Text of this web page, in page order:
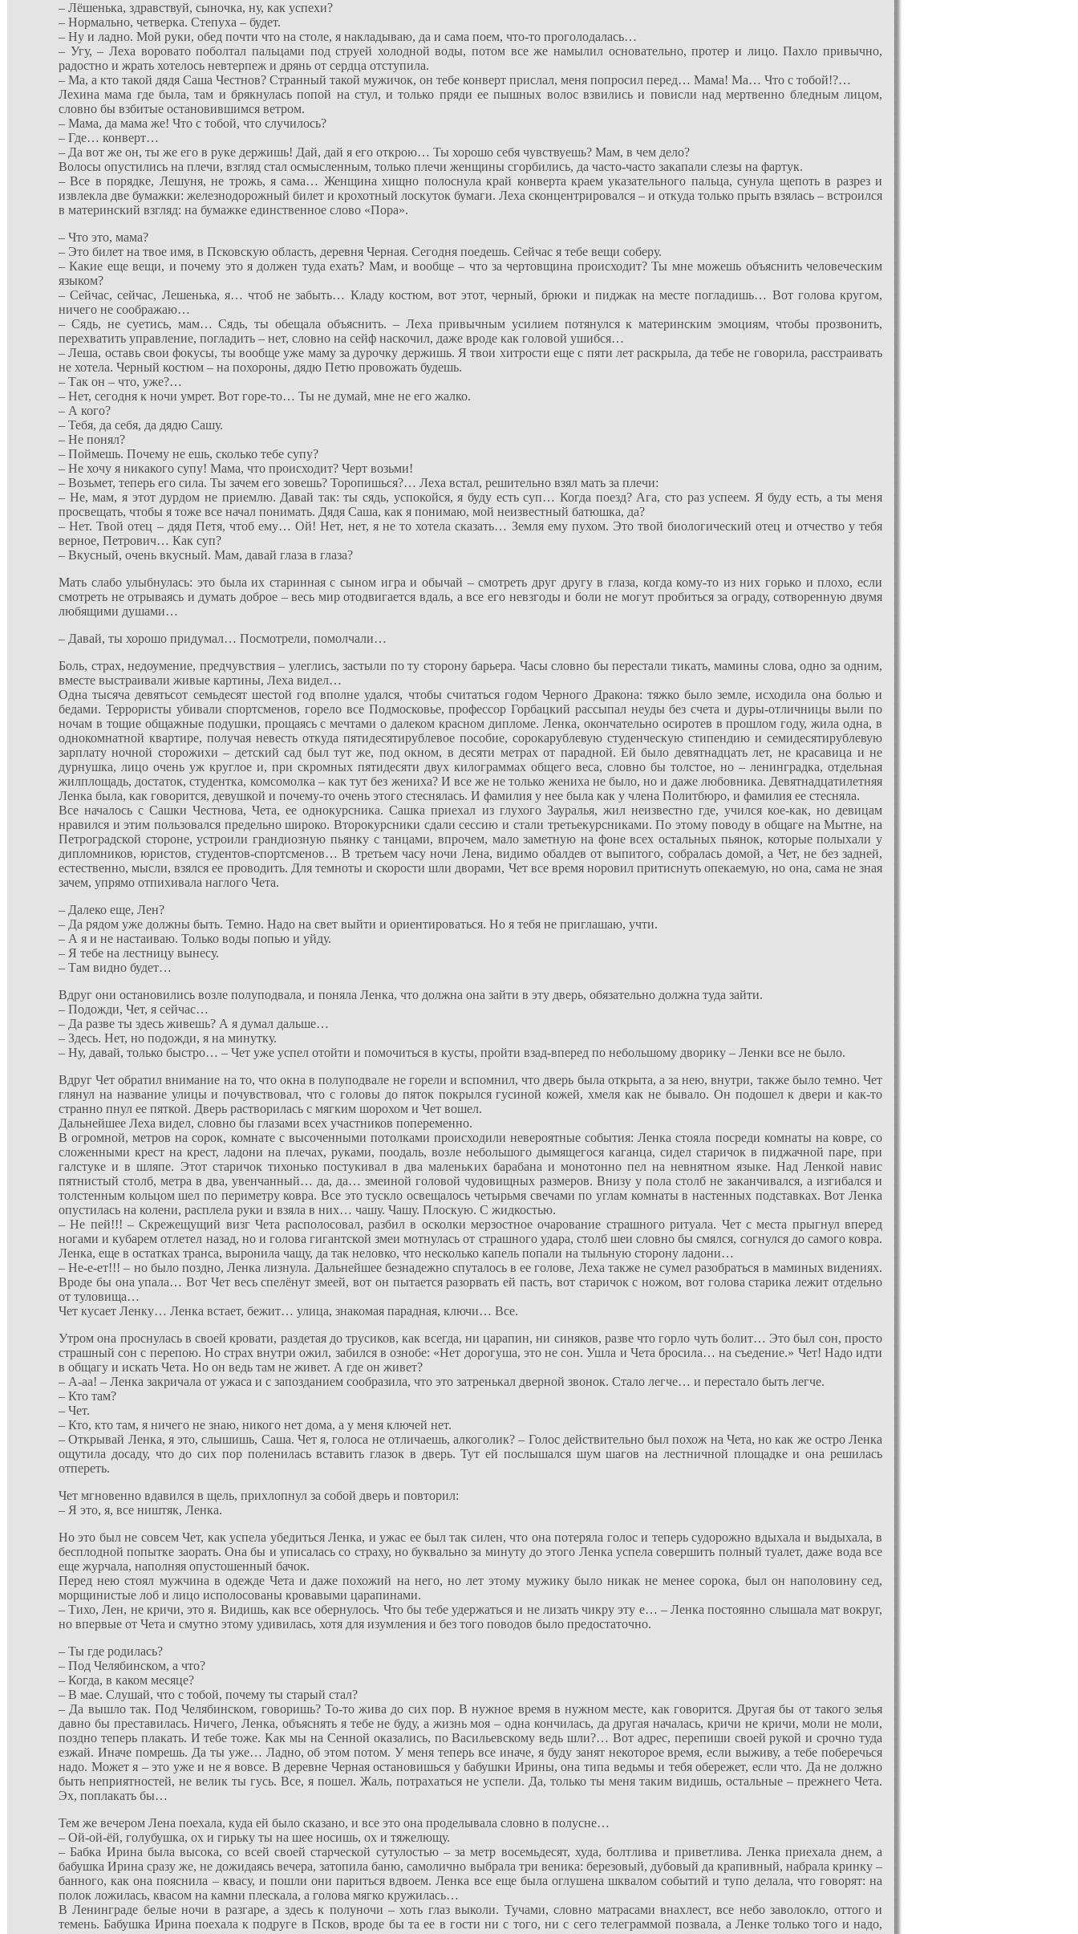
– Лёшенька, здравствуй, сыночка, ну, как успехи?
– Нормально, четверка. Степуха – будет.
– Ну и ладно. Мой руки, обед почти что на столе, я накладываю, да и сама поем, что-то проголодалась…
– Угу, – Леха воровато поболтал пальцами под струей холодной воды, потом все же намылил основательно, протер и лицо. Пахло привычно,
радостно и жрать хотелось невтерпеж и дрянь от сердца отступила.
– Ма, а кто такой дядя Саша Честнов? Странный такой мужичок, он тебе конверт прислал, меня попросил перед… Мама! Ма… Что с тобой!?…
Лехина мама где была, там и брякнулась попой на стул, и только пряди ее пышных волос взвились и повисли над мертвенно бледным лицом,
словно бы взбитые остановившимся ветром.
– Мама, да мама же! Что с тобой, что случилось?
– Где… конверт…
– Да вот же он, ты же его в руке держишь! Дай, дай я его открою… Ты хорошо себя чувствуешь? Мам, в чем дело?
Волосы опустились на плечи, взгляд стал осмысленным, только плечи женщины сгорбились, да часто-часто закапали слезы на фартук.
– Все в порядке, Лешуня, не трожь, я сама… Женщина хищно полоснула край конверта краем указательного пальца, сунула щепоть в разрез и
извлекла две бумажки: железнодорожный билет и крохотный лоскуток бумаги. Леха сконцентрировался – и откуда только прыть взялась – встроился
в материнский взгляд: на бумажке единственное слово «Пора».
– Что это, мама?
– Это билет на твое имя, в Псковскую область, деревня Черная. Сегодня поедешь. Сейчас я тебе вещи соберу.
– Какие еще вещи, и почему это я должен туда ехать? Мам, и вообще – что за чертовщина происходит? Ты мне можешь объяснить человеческим
языком?
– Сейчас, сейчас, Лешенька, я… чтоб не забыть… Кладу костюм, вот этот, черный, брюки и пиджак на месте погладишь… Вот голова кругом,
ничего не соображаю…
– Сядь, не суетись, мам… Сядь, ты обещала объяснить. – Леха привычным усилием потянулся к материнским эмоциям, чтобы прозвонить,
перехватить управление, погладить – нет, словно на сейф наскочил, даже вроде как головой ушибся…
– Леша, оставь свои фокусы, ты вообще уже маму за дурочку держишь. Я твои хитрости еще с пяти лет раскрыла, да тебе не говорила, расстраивать
не хотела. Черный костюм – на похороны, дядю Петю провожать будешь.
– Так он – что, уже?…
– Нет, сегодня к ночи умрет. Вот горе-то… Ты не думай, мне не его жалко.
– А кого?
– Тебя, да себя, да дядю Сашу.
– Не понял?
– Поймешь. Почему не ешь, сколько тебе супу?
– Не хочу я никакого супу! Мама, что происходит? Черт возьми!
– Возьмет, теперь его сила. Ты зачем его зовешь? Торопишься?… Леха встал, решительно взял мать за плечи:
– Не, мам, я этот дурдом не приемлю. Давай так: ты сядь, успокойся, я буду есть суп… Когда поезд? Ага, сто раз успеем. Я буду есть, а ты меня
просвещать, чтобы я тоже все начал понимать. Дядя Саша, как я понимаю, мой неизвестный батюшка, да?
– Нет. Твой отец – дядя Петя, чтоб ему… Ой! Нет, нет, я не то хотела сказать… Земля ему пухом. Это твой биологический отец и отчество у тебя
верное, Петрович… Как суп?
– Вкусный, очень вкусный. Мам, давай глаза в глаза?
Мать слабо улыбнулась: это была их старинная с сыном игра и обычай – смотреть друг другу в глаза, когда кому-то из них горько и плохо, если
смотреть не отрываясь и думать доброе – весь мир отодвигается вдаль, а все его невзгоды и боли не могут пробиться за ограду, сотворенную двумя
любящими душами…
– Давай, ты хорошо придумал… Посмотрели, помолчали…
Боль, страх, недоумение, предчувствия – улеглись, застыли по ту сторону барьера. Часы словно бы перестали тикать, мамины слова, одно за одним,
вместе выстраивали живые картины, Леха видел…
Одна тысяча девятьсот семьдесят шестой год вполне удался, чтобы считаться годом Черного Дракона: тяжко было земле, исходила она болью и
бедами. Террористы убивали спортсменов, горело все Подмосковье, профессор Горбацкий рассыпал неуды без счета и дуры-отличницы выли по
ночам в тощие общажные подушки, прощаясь с мечтами о далеком красном дипломе. Ленка, окончательно осиротев в прошлом году, жила одна, в
однокомнатной квартире, получая невесть откуда пятидесятирублевое пособие, сорокарублевую студенческую стипендию и семидесятирублевую
зарплату ночной сторожихи – детский сад был тут же, под окном, в десяти метрах от парадной. Ей было девятнадцать лет, не красавица и не
дурнушка, лицо очень уж круглое и, при скромных пятидесяти двух килограммах общего веса, словно бы толстое, но – ленинградка, отдельная
жилплощадь, достаток, студентка, комсомолка – как тут без жениха? И все же не только жениха не было, но и даже любовника. Девятнадцатилетняя
Ленка была, как говорится, девушкой и почему-то очень этого стеснялась. И фамилия у нее была как у члена Политбюро, и фамилия ее стесняла.
Все началось с Сашки Честнова, Чета, ее однокурсника. Сашка приехал из глухого Зауралья, жил неизвестно где, учился кое-как, но девицам
нравился и этим пользовался предельно широко. Второкурсники сдали сессию и стали третьекурсниками. По этому поводу в общаге на Мытне, на
Петроградской стороне, устроили грандиозную пьянку с танцами, впрочем, мало заметную на фоне всех остальных пьянок, которые полыхали у
дипломников, юристов, студентов-спортсменов… В третьем часу ночи Лена, видимо обалдев от выпитого, собралась домой, а Чет, не без задней,
естественно, мысли, взялся ее проводить. Для темноты и скорости шли дворами, Чет все время норовил притиснуть опекаемую, но она, сама не зная
зачем, упрямо отпихивала наглого Чета.
– Далеко еще, Лен?
– Да рядом уже должны быть. Темно. Надо на свет выйти и ориентироваться. Но я тебя не приглашаю, учти.
– А я и не настаиваю. Только воды попью и уйду.
– Я тебе на лестницу вынесу.
– Там видно будет…
Вдруг они остановились возле полуподвала, и поняла Ленка, что должна она зайти в эту дверь, обязательно должна туда зайти.
– Подожди, Чет, я сейчас…
– Да разве ты здесь живешь? А я думал дальше…
– Здесь. Нет, но подожди, я на минутку.
– Ну, давай, только быстро… – Чет уже успел отойти и помочиться в кусты, пройти взад-вперед по небольшому дворику – Ленки все не было.
Вдруг Чет обратил внимание на то, что окна в полуподвале не горели и вспомнил, что дверь была открыта, а за нею, внутри, также было темно. Чет
глянул на название улицы и почувствовал, что с головы до пяток покрылся гусиной кожей, хмеля как не бывало. Он подошел к двери и как-то
странно пнул ее пяткой. Дверь растворилась с мягким шорохом и Чет вошел.
Дальнейшее Леха видел, словно бы глазами всех участников попеременно.
В огромной, метров на сорок, комнате с высоченными потолками происходили невероятные события: Ленка стояла посреди комнаты на ковре, со
сложенными крест на крест, ладони на плечах, руками, поодаль, возле небольшого дымящегося каганца, сидел старичок в пиджачной паре, при
галстуке и в шляпе. Этот старичок тихонько постукивал в два маленьких барабана и монотонно пел на невнятном языке. Над Ленкой навис
пятнистый столб, метра в два, увенчанный… да, да… змеиной головой чудовищных размеров. Внизу у пола столб не заканчивался, а изгибался и
толстенным кольцом шел по периметру ковра. Все это тускло освещалось четырьмя свечами по углам комнаты в настенных подставках. Вот Ленка
опустилась на колени, расплела руки и взяла в них… чашу. Чашу. Плоскую. С жидкостью.
– Не пей!!! – Скрежещущий визг Чета располосовал, разбил в осколки мерзостное очарование страшного ритуала. Чет с места прыгнул вперед
ногами и кубарем отлетел назад, но и голова гигантской змеи мотнулась от страшного удара, столб шеи словно бы смялся, согнулся до самого ковра.
Ленка, еще в остатках транса, выронила чащу, да так неловко, что несколько капель попали на тыльную сторону ладони…
– Не-е-ет!!! – но было поздно, Ленка лизнула. Дальнейшее безнадежно спуталось в ее голове, Леха также не сумел разобраться в маминых видениях.
Вроде бы она упала… Вот Чет весь спелёнут змеей, вот он пытается разорвать ей пасть, вот старичок с ножом, вот голова старика лежит отдельно
от туловища…
Чет кусает Ленку… Ленка встает, бежит… улица, знакомая парадная, ключи… Все.
Утром она проснулась в своей кровати, раздетая до трусиков, как всегда, ни царапин, ни синяков, разве что горло чуть болит… Это был сон, просто
страшный сон с перепою. Но страх внутри ожил, забился в ознобе: «Нет дорогуша, это не сон. Ушла и Чета бросила… на съедение.» Чет! Надо идти
в общагу и искать Чета. Но он ведь там не живет. А где он живет?
– А-аа! – Ленка закричала от ужаса и с запозданием сообразила, что это затренькал дверной звонок. Стало легче… и перестало быть легче.
– Кто там?
– Чет.
– Кто, кто там, я ничего не знаю, никого нет дома, а у меня ключей нет.
– Открывай Ленка, я это, слышишь, Саша. Чет я, голоса не отличаешь, алкоголик? – Голос действительно был похож на Чета, но как же остро Ленка
ощутила досаду, что до сих пор поленилась вставить глазок в дверь. Тут ей послышался шум шагов на лестничной площадке и она решилась
отпереть.
Чет мгновенно вдавился в щель, прихлопнул за собой дверь и повторил:
– Я это, я, все ништяк, Ленка.
Но это был не совсем Чет, как успела убедиться Ленка, и ужас ее был так силен, что она потеряла голос и теперь судорожно вдыхала и выдыхала, в
бесплодной попытке заорать. Она бы и уписалась со страху, но буквально за минуту до этого Ленка успела совершить полный туалет, даже вода все
еще журчала, наполняя опустошенный бачок.
Перед нею стоял мужчина в одежде Чета и даже похожий на него, но лет этому мужику было никак не менее сорока, был он наполовину сед,
морщинистые лоб и лицо исполосованы кровавыми царапинами.
– Тихо, Лен, не кричи, это я. Видишь, как все обернулось. Что бы тебе удержаться и не лизать чикру эту е… – Ленка постоянно слышала мат вокруг,
но впервые от Чета и смутно этому удивилась, хотя для изумления и без того поводов было предостаточно.
– Ты где родилась?
– Под Челябинском, а что?
– Когда, в каком месяце?
– В мае. Слушай, что с тобой, почему ты старый стал?
– Да вышло так. Под Челябинском, говоришь? То-то жива до сих пор. В нужное время в нужном месте, как говорится. Другая бы от такого зелья
давно бы преставилась. Ничего, Ленка, объяснять я тебе не буду, а жизнь моя – одна кончилась, да другая началась, кричи не кричи, моли не моли,
поздно теперь плакать. И тебе тоже. Как мы на Сенной оказались, по Васильевскому ведь шли?… Вот адрес, перепиши своей рукой и срочно туда
езжай. Иначе помрешь. Да ты уже… Ладно, об этом потом. У меня теперь все иначе, я буду занят некоторое время, если выживу, а тебе поберечься
надо. Может я – это уже и не я вовсе. В деревне Черная остановишься у бабушки Ирины, она типа ведьмы и тебя обережет, если что. Да не должно
быть неприятностей, не велик ты гусь. Все, я пошел. Жаль, потрахаться не успели. Да, только ты меня таким видишь, остальные – прежнего Чета.
Эх, поплакать бы…
Тем же вечером Лена поехала, куда ей было сказано, и все это она проделывала словно в полусне…
– Ой-ой-ёй, голубушка, ох и гирьку ты на шее носишь, ох и тяжелющу.
– Бабка Ирина была высока, со всей своей старческой сутулостью – за метр восемьдесят, худа, болтлива и приветлива. Ленка приехала днем, а
бабушка Ирина сразу же, не дожидаясь вечера, затопила баню, самолично выбрала три веника: березовый, дубовый да крапивный, набрала кринку –
банного, как она пояснила – квасу, и пошли они париться вдвоем. Ленка все еще была оглушена шквалом событий и тупо делала, что говорят: на
полок ложилась, квасом на камни плескала, а голова мягко кружилась…
В Ленинграде белые ночи в разгаре, а здесь к полуночи – хоть глаз выколи. Тучами, словно матрасами внахлест, все небо заволокло, оттого и
темень. Бабушка Ирина поехала к подруге в Псков, вроде бы та ее в гости ни с того, ни с сего телеграммой позвала, а Ленке только того и надо,